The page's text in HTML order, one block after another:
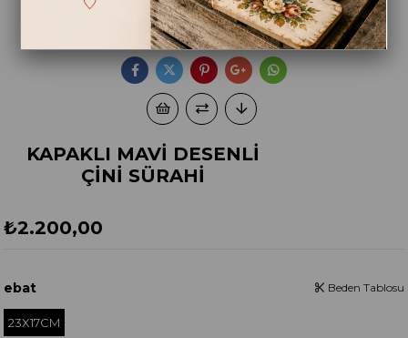
KAPAKLI MAVİ DESENLİ
ÇİNİ SÜRAHİ
₺2.200,00
ebat
23X17CM
Beden Tablosu